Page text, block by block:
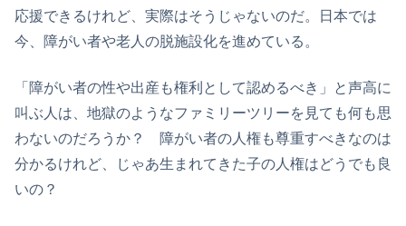
応援できるけれど、実際はそうじゃないのだ。日本では
今、障がい者や老人の脱施設化を進めている。
「障がい者の性や出産も権利として認めるべき」と声高に
叫ぶ人は、地獄のようなファミリーツリーを見ても何も思
わないのだろうか？ 障がい者の人権も尊重すべきなのは
分かるけれど、じゃあ生まれてきた子の人権はどうでも良
いの？